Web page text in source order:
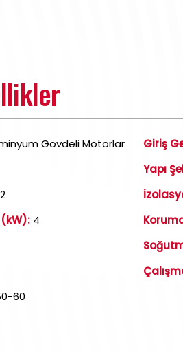
Gövdeli Motorlar
4
60
Giriş
Yapı
Koruma